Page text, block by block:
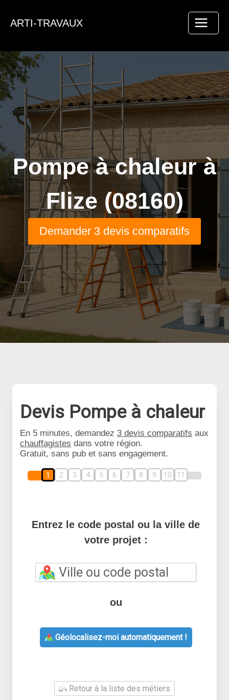
ARTI-TRAVAUX
Pompe à chaleur à
Flize (08160)
Demander 3 devis comparatifs
Devis Pompe à chaleur
En 5 minutes, demandez 3 devis comparatifs aux
chauffagistes dans votre région.
Gratuit, sans pub et sans engagement.
1 2 3 4 5 6 7 8 9 10 11
Entrez le code postal ou la ville de
votre projet :
ou
Géolocalisez-moi automatiquement !
Retour à la liste des métiers